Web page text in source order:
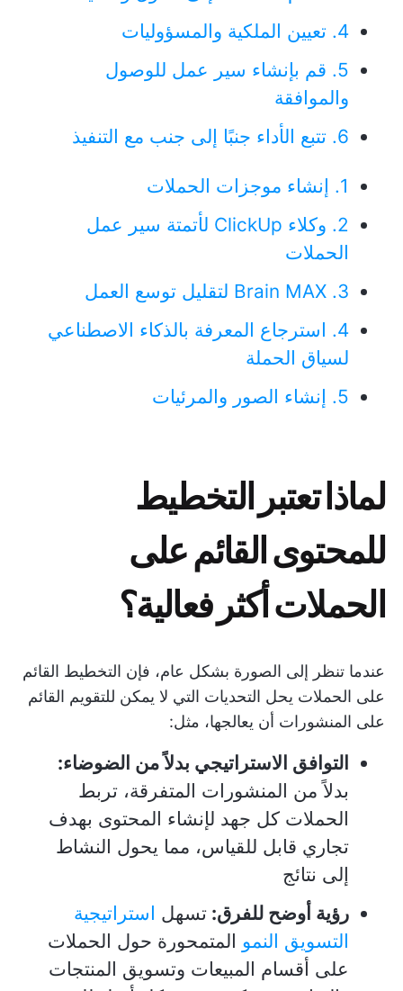
4. تعيين الملكية والمسؤوليات
5. قم بإنشاء سير عمل للوصول
والموافقة
6. تتبع الأداء جنبًا إلى جنب مع التنفيذ
1. إنشاء موجزات الحملات
2. وكلاء ClickUp لأتمتة سير عمل
الحملات
3. Brain MAX لتقليل توسع العمل
4. استرجاع المعرفة بالذكاء الاصطناعي
لسياق الحملة
5. إنشاء الصور والمرئيات
لماذا تعتبر التخطيط
للمحتوى القائم على
الحملات أكثر فعالية؟
عندما تنظر إلى الصورة بشكل عام، فإن التخطيط القائم
على الحملات يحل التحديات التي لا يمكن للتقويم القائم
على المنشورات أن يعالجها، مثل:
التوافق الاستراتيجي بدلاً من الضوضاء:
بدلاً من المنشورات المتفرقة، تربط
الحملات كل جهد لإنشاء المحتوى بهدف
تجاري قابل للقياس، مما يحول النشاط
إلى نتائج
رؤية أوضح للفرق: تسهل استراتيجية
التسويق النمو المتمحورة حول الحملات
على أقسام المبيعات وتسويق المنتجات